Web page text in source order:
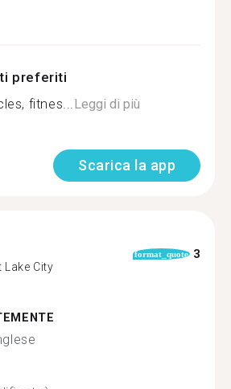
preferiti
fitnes...Leggi di più
Scarica la app
Lake City
format_quote 3